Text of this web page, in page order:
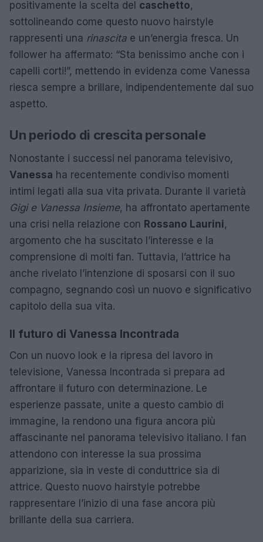
positivamente la scelta del caschetto,
sottolineando come questo nuovo hairstyle
rappresenti una rinascita e un’energia fresca. Un
follower ha affermato: “Sta benissimo anche con i
capelli corti!”, mettendo in evidenza come Vanessa
riesca sempre a brillare, indipendentemente dal suo
aspetto.
Un periodo di crescita personale
Nonostante i successi nel panorama televisivo,
Vanessa ha recentemente condiviso momenti
intimi legati alla sua vita privata. Durante il varietà
Gigi e Vanessa Insieme, ha affrontato apertamente
una crisi nella relazione con Rossano Laurini,
argomento che ha suscitato l’interesse e la
comprensione di molti fan. Tuttavia, l’attrice ha
anche rivelato l’intenzione di sposarsi con il suo
compagno, segnando così un nuovo e significativo
capitolo della sua vita.
Il futuro di Vanessa Incontrada
Con un nuovo look e la ripresa del lavoro in
televisione, Vanessa Incontrada si prepara ad
affrontare il futuro con determinazione. Le
esperienze passate, unite a questo cambio di
immagine, la rendono una figura ancora più
affascinante nel panorama televisivo italiano. I fan
attendono con interesse la sua prossima
apparizione, sia in veste di conduttrice sia di
attrice. Questo nuovo hairstyle potrebbe
rappresentare l’inizio di una fase ancora più
brillante della sua carriera.